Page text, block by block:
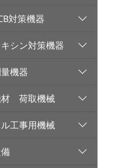
対策機器
シン対策機器
機器
材 荷取機械
ル工事用機械